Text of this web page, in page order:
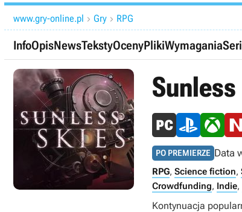
www.gry-online.pl  Gry  RPG
InfoOpisNewsTekstyOcenyPlikiWymagania
PO PREMIERZE Data
RPG, Science fiction,
Crowdfunding, Indie,
Kontynuacja